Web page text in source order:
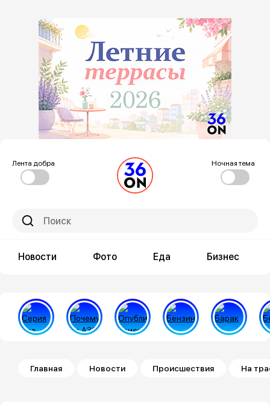
Лента добра Ночная тема
Новости Фото Еда Бизнес
Строка навигации
Главная Новости Происшествия На